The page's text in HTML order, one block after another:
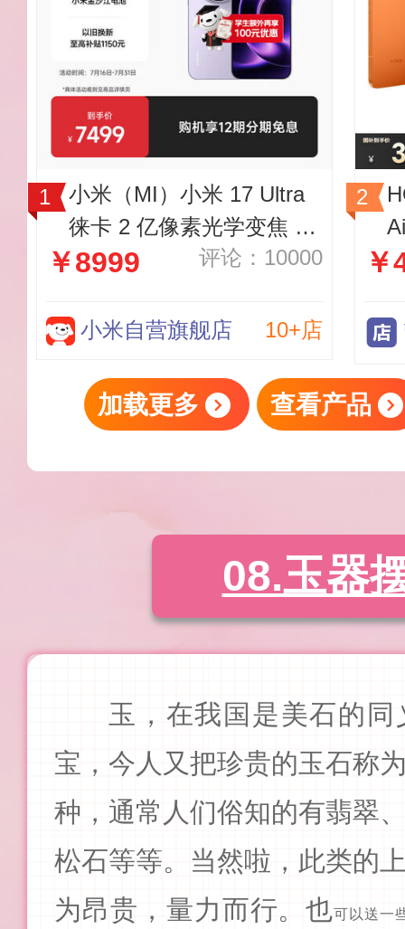
小米（MI）小米 17 Ultra
徕卡 2 亿像素光学变焦 第
五代骁龙 8 至尊版移动平
￥8999 评论：10000
小米自营旗舰店 10+店
￥
加载更多 查看产品
08.玉器
玉，在我国是美石的
宝，今人又把珍贵的玉石称
种，通常人们俗知的有翡翠
松石等等。当然啦，此类的
为昂贵，量力而行。也可以送一